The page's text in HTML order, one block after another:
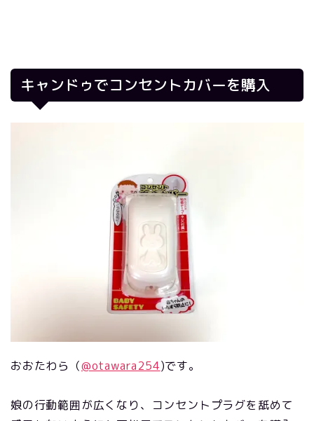
キャンドゥでコンセントカバーを購入
おおたわら（@otawara254)です。
娘の行動範囲が広くなり、コンセントプラグを舐めて